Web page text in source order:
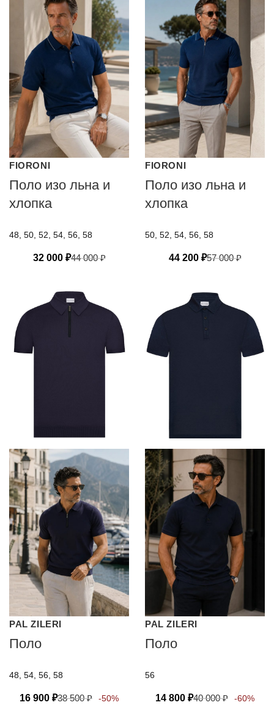
FIORONI
Поло изо льна и
хлопка
48, 50, 52, 54, 56, 58
32 000 ₽44 000₽
FIORONI
Поло изо льна и
хлопка
50, 52, 54, 56, 58
44 200 ₽57 000₽
PAL ZILERI
Поло
48, 54, 56, 58
16 900 ₽38 500₽ -50%
PAL ZILERI
Поло
56
14 800 ₽40 000₽ -60%